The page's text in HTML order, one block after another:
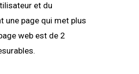
et du
une page qui met plus
web est de 2